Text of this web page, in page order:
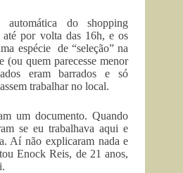
do shopping
até por volta das 16h, e os
espécie de “seleção” na
(ou quem parecesse menor
eram barrados e só
trabalhar no local.
um documento. Quando
se eu trabalhava aqui e
Aí não explicaram nada e
Enock Reis, de 21 anos,